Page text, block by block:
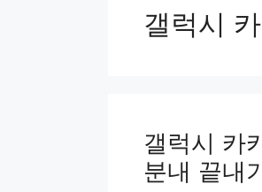
갤럭시
갤럭시 카
분내 끝내기